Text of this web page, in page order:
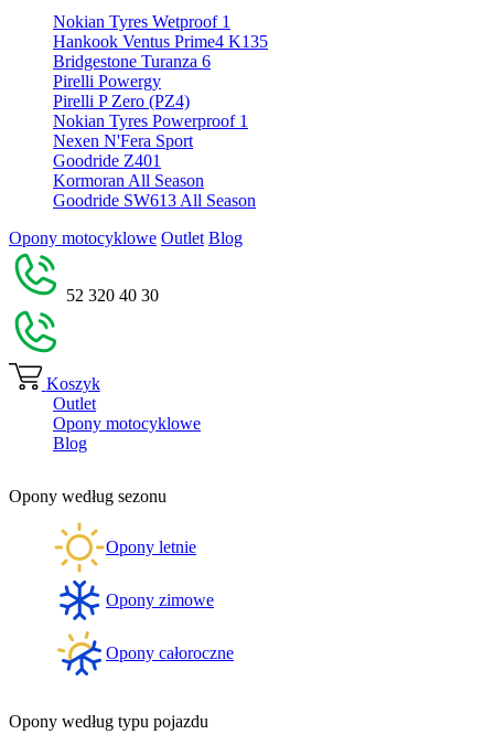
Nokian Tyres Wetproof 1
Hankook Ventus Prime4 K135
Bridgestone Turanza 6
Pirelli Powergy
Pirelli P Zero (PZ4)
Nokian Tyres Powerproof 1
Nexen N'Fera Sport
Goodride Z401
Kormoran All Season
Goodride SW613 All Season
Opony motocyklowe Outlet Blog
52 320 40 30
Koszyk
Outlet
Opony motocyklowe
Blog
Opony według sezonu
Opony letnie
Opony zimowe
Opony całoroczne
Opony według typu pojazdu